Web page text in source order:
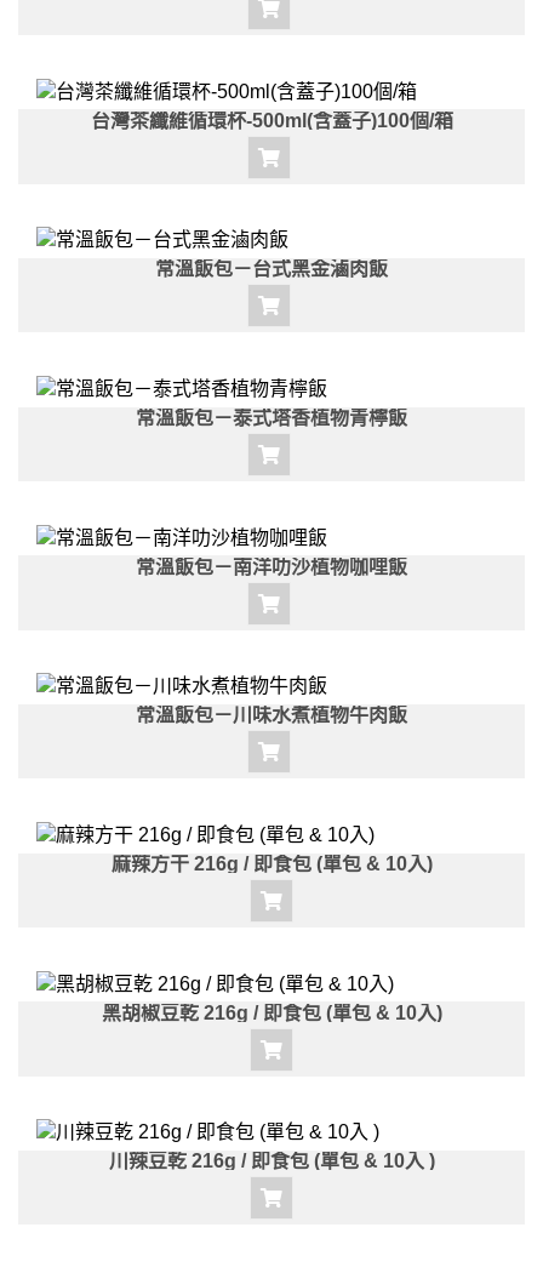
台灣茶纖維循環杯-500ml(含蓋子)100個/箱
常溫飯包－台式黑金滷肉飯
常溫飯包－泰式塔香植物青檸飯
常溫飯包－南洋叻沙植物咖哩飯
常溫飯包－川味水煮植物牛肉飯
麻辣方干 216g / 即食包 (單包 & 10入)
黑胡椒豆乾 216g / 即食包 (單包 & 10入)
川辣豆乾 216g / 即食包 (單包 & 10入 )